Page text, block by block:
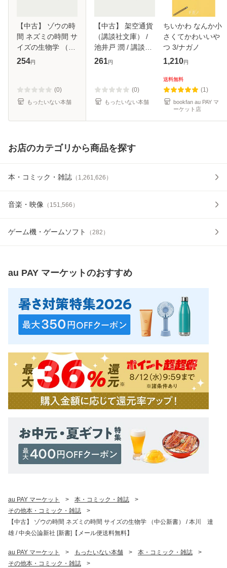
【中古】 ゾウの時
間 ネズミの時間 サ
イズの生物学 （中
公新書） / 本川
便送料無料】
254円
(0)
もったいない本舗
【中古】 架空通貨
（講談社文庫） /
池井戸 潤 / 講談社
[文庫]【メール便送
261円
(0)
もったいない本舗
ちいかわ なんか小
さくてかわいいや
つ 3/ナガノ
1,210円
送料無料
(1)
bookfan au PAY マ
ーケット店
お店のカテゴリから商品を探す
本・コミック・雑誌 （ 1,261,626 ）
音楽・映像 （ 151,566 ）
ゲーム機・ゲームソフト （282 ）
au PAY マーケットのおすすめ
au PAY マーケット > 本・コミック・雑誌
>
その他本・コミック・雑誌
>
【中古】 ゾウの時間 ネズミの時間 サイズの生物学 （中公新書） / 本川 達
雄 / 中央公論新社 [新書]【メール便送料無料】
au PAY マーケット > もったいない本舗 > 本・コミック・雑誌
>
その他本・コミック・雑誌
>